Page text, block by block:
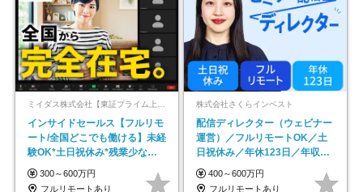
ミイダス株式会社【東証プライム上場パーソルグループ】
インサイドセールス【フルリモ
ート/全国どこでも働ける】未経
験OK*土日祝休み*残業少なめ*
在宅勤務手当あり
300～600万円
フルリモートあり
株式会社さくらインベスト
配信ディレクター（ウェビナー
運営）／フルリモートOK／土
日祝休み／年休123日／年収
600万円可
400～600万円
フルリモートあり